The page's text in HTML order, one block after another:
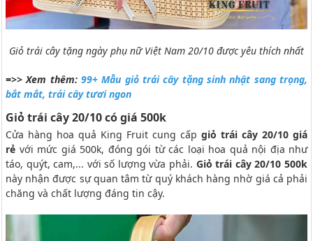
Giỏ trái cây tặng ngày phụ nữ Việt Nam 20/10 được yêu thích nhất
=>> Xem thêm: 99+ Mẫu giỏ trái cây tặng sinh nhật sang trọng,
bắt mắt, trái cây tươi ngon
Giỏ trái cây 20/10 có giá 500k
Cửa hàng hoa quả King Fruit cung cấp giỏ trái cây 20/10 giá
rẻ với mức giá 500k, đóng gói từ các loại hoa quả nội địa như
táo, quýt, cam,... với số lượng vừa phải. Giỏ trái cây 20/10 500k
này nhận được sự quan tâm từ quý khách hàng nhờ giá cả phải
chăng và chất lượng đáng tin cậy.